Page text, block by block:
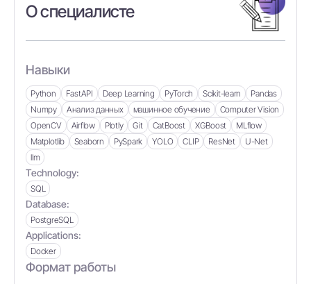
О специалисте
Навыки
Python FastAPI Deep Learning PyTorch Scikit-learn
Pandas
Numpy
Анализ данных машинное обучение
Computer Vision
OpenCV
Airflow Plotly Git CatBoost XGBoost
MLflow
Matplotlib
Seaborn PySpark YOLO CLIP ResNet
U-Net
llm
Technology:
SQL
Database:
PostgreSQL
Applications:
Docker
Формат работы